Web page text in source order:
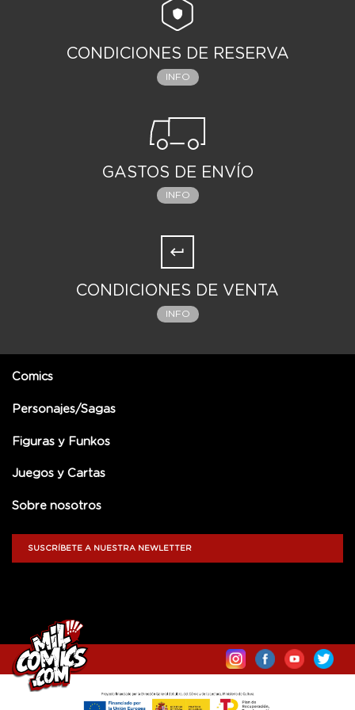
CONDICIONES DE RESERVA
INFO
GASTOS DE ENVÍO
INFO
CONDICIONES DE VENTA
INFO
Comics
Personajes/Sagas
Figuras y Funkos
Juegos y Cartas
Sobre nosotros
SUSCRÍBETE A NUESTRA NEWLETTER